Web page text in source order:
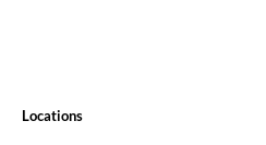
Locations